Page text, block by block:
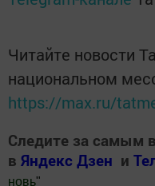
Читайте новости
национальном
https://max.ru/
Следите за самым
в Яндекс Дзен и
новь"